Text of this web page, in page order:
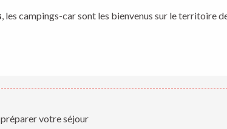
, les campings-car sont les bienvenus sur le territoire
votre séjour